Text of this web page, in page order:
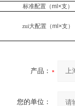
标准配置（ml×支）
zui大配置（ml×支）
产品：
您的单位：